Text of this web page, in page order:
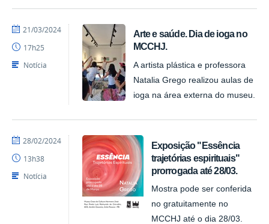
Arte e saúde. Dia de ioga no
MCCHJ.
A artista plástica e professora
Natalia Grego realizou aulas de
ioga na área externa do museu.
por
MCCHJ
publicado
21/03/2024
17h25
Notícia
Exposição "Essência
trajetórias espirituais"
prorrogada até 28/03.
Mostra pode ser conferida
no gratuitamente no
MCCHJ até o dia 28/03.
por
MCCHJ
publicado
28/02/2024
13h38
Notícia